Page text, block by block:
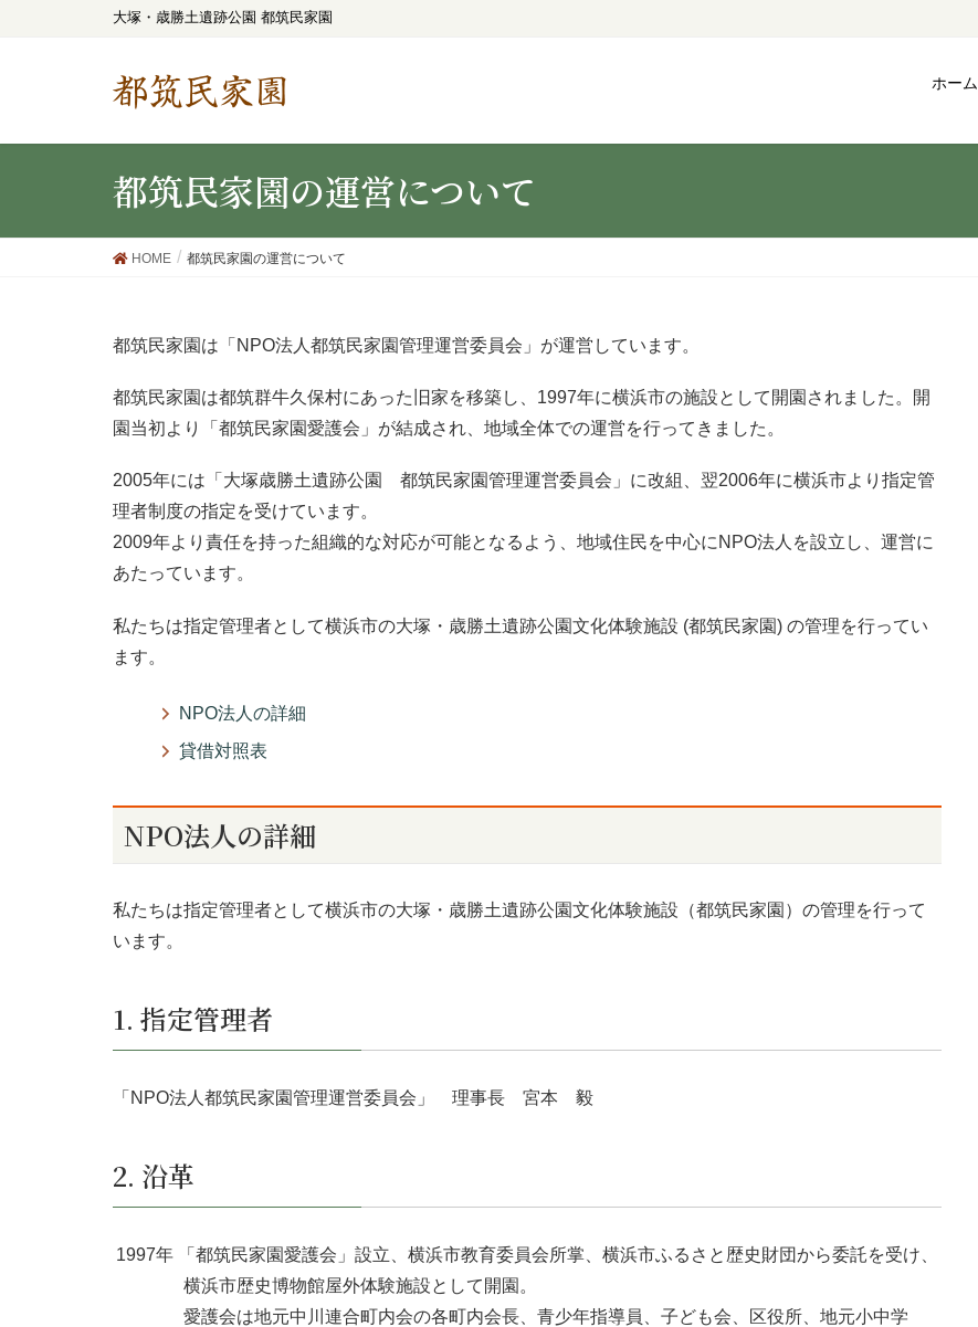
大塚・歳勝土遺跡公園 都筑民家園
都筑民家園 ホーム
都筑民家園の運営について
HOME 都筑民家園の運営について
都筑民家園は「NPO法人都筑民家園管理運営委員会」が運営しています。
都筑民家園は都筑群牛久保村にあった旧家を移築し、1997年に横浜市の施設として開園されました。開
園当初より「都筑民家園愛護会」が結成され、地域全体での運営を行ってきました。
2005年には「大塚歳勝土遺跡公園 都筑民家園管理運営委員会」に改組、翌2006年に横浜市より指定管
理者制度の指定を受けています。
2009年より責任を持った組織的な対応が可能となるよう、地域住民を中心にNPO法人を設立し、運営に
あたっています。
私たちは指定管理者として横浜市の大塚・歳勝土遺跡公園文化体験施設 (都筑民家園) の管理を行ってい
ます。
NPO法人の詳細
貸借対照表
NPO法人の詳細
私たちは指定管理者として横浜市の大塚・歳勝土遺跡公園文化体験施設（都筑民家園）の管理を行って
います。
1. 指定管理者
「NPO法人都筑民家園管理運営委員会」 理事長 宮本 毅
2. 沿革
1997年 「都筑民家園愛護会」設立、横浜市教育委員会所掌、横浜市ふるさと歴史財団から委託を受け、
横浜市歴史博物館屋外体験施設として開園。
愛護会は地元中川連合町内会の各町内会長、青少年指導員、子ども会、区役所、地元小中学